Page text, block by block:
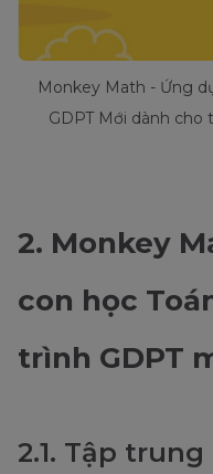
Monkey Math - Ứng
GDPT Mới dành cho
2. Monkey
con học
trình GDPT
2.1. Tập